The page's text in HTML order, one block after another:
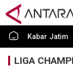
Kabar Jatim
LIGA